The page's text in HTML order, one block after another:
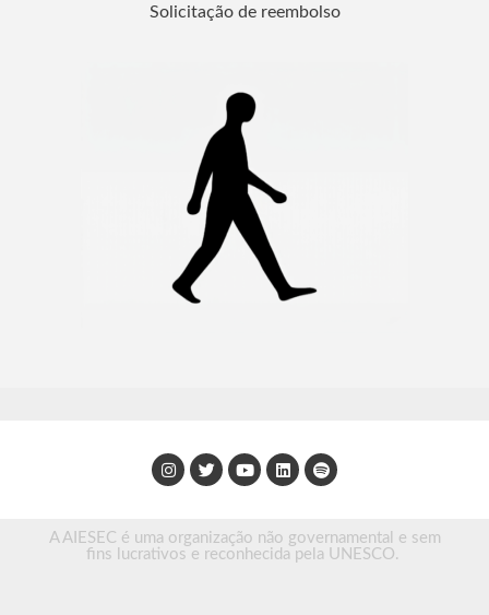
Solicitação de reembolso
A AIESEC é uma organização não governamental e sem
fins lucrativos e reconhecida pela UNESCO.